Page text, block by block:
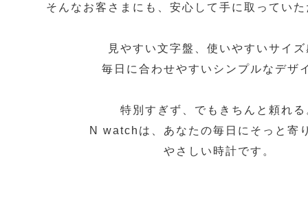
そんなお客さまにも、安心して手に取ってい
見やすい文字盤、使いやすいサイ
毎日に合わせやすいシンプルなデザ
特別すぎず、でもきちんと頼れる
N watchは、あなたの毎日にそっと寄
やさしい時計です。